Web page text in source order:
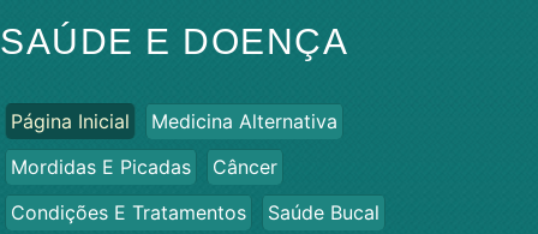
SAÚDE E DOENÇA
Página Inicial
Medicina Alternativa
Mordidas E Picadas
Câncer
Condições E Tratamentos
Saúde Bucal